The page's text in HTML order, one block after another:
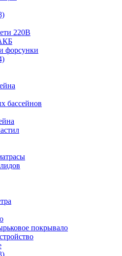
220В
форсунки
бассейнов
покрывало